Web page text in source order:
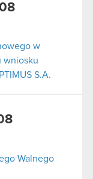
w
wniosku
S.A.
Walnego